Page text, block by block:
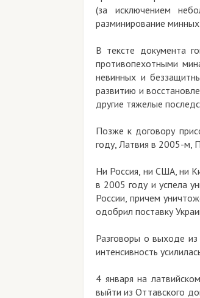
(за исключением
разминирование
В тексте документа
противопехотными
невинных и
развитию и
другие тяжелые
Позже к договору
году, Латвия в 2005-м,
Ни Россия, ни США, ни
в 2005 году и успела
России, причем
одобрил поставку
Разговоры о выходе
интенсивность
4 января на
выйти из Оттавского